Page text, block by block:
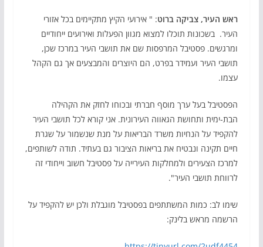
ראש העיר, צביקה ברוט: " אירועי הקיץ מתקיימים בכל אזורי
העיר. בשכונות תוכלו למצוא מגוון הפעלות ואירועים ייחודיים
ומרגשים. פסטיבל המרפסות שם את תושבי העיר במרכז שכן,
תושבי העיר ועמידר בפרט, הם היוצרים והמבצעים אך גם הקהל
עצמו.
הפסטיבל בעל ערך מוסף חברתי ובכוחו לחזק את הקהילה
הבת-ימית ותחושת הגאווה העירונית. אני קורא לכל תושבי העיר
להקפיד על הנחיות משרד הבריאות על מנת שנשמור על שגרת
חיים תקינה ונבטיח את בריאות הציבור גם בעתיד. תודה לשותפים,
למרכז הצעירים ולמחלקות העירייה על פסטיבל חשוב וייחודי זה
לרווחת תושבי העיר".
שימו לב: כמות המשתתפים בפסטיבל מוגבלת ולכן יש להקפיד על
הרשמה מראש בלינק: